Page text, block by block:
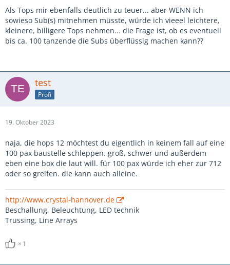
Als Tops mir ebenfalls deutlich zu teuer... aber WENN ich
sowieso Sub(s) mitnehmen müsste, würde ich vieeel leichtere,
kleinere, billigere Tops nehmen... die Frage ist, ob es eventuell
bis ca. 100 tanzende die Subs überflüssig machen kann??
test
Profi
19. Oktober 2023
naja, die hops 12 möchtest du eigentlich in keinem fall auf eine
100 pax baustelle schleppen. groß, schwer und außerdem
eben eine box die laut will. für 100 pax würde ich eher zur 712
oder so greifen. die kann auch alleine.
http://www.crystal-hannover.de
Beschallung, Beleuchtung, LED technik
Trussing, Line Arrays
1